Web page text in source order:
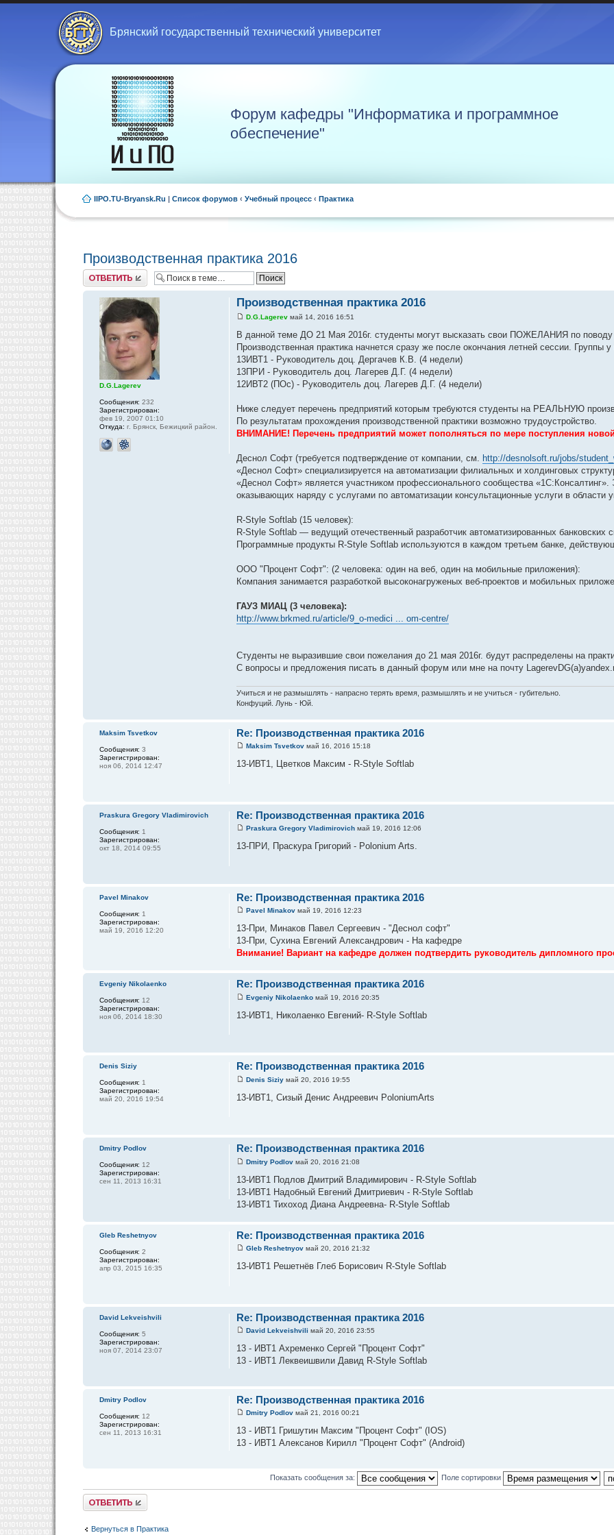
Брянский государственный технический университет
Форум кафедры "Информатика и программное
обеспечение"
IIPO.TU-Bryansk.Ru | Список форумов ‹ Учебный процесс ‹ Практика
Производственная практика 2016
Ответить
Производственная практика 2016
D.G.Lagerev май 14, 2016 16:51
В данной теме ДО 21 Мая 2016г. студенты могут высказать свои ПОЖЕЛАНИЯ по поводу
Производственная практика начнется сразу же после окончания летней сессии. Группы
13ИВТ1 - Руководитель доц. Дергачев К.В. (4 недели)
13ПРИ - Руководитель доц. Лагерев Д.Г. (4 недели)
12ИВТ2 (ПОс) - Руководитель доц. Лагерев Д.Г. (4 недели)
Ниже следует перечень предприятий которым требуются студенты на РЕАЛЬНУЮ
По результатам прохождения производственной практики возможно трудоустройство.
ВНИМАНИЕ! Перечень предприятий может пополняться по мере поступления
Деснол Софт (требуется подтверждение от компании, см. http://desnolsoft.ru/jobs/
«Деснол Софт» специализируется на автоматизации филиальных и холдинговых
«Деснол Софт» является участником профессионального сообщества
оказывающих наряду с услугами по автоматизации консультационные услуги в области
R-Style Softlab (15 человек):
R-Style Softlab — ведущий отечественный разработчик автоматизированных
Программные продукты R-Style Softlab используются в каждом третьем банке,
ООО "Процент Софт": (2 человека: один на веб, один на мобильные приложения):
Компания занимается разработкой высоконагруженых веб-проектов и мобильных
ГАУЗ МИАЦ (3 человека):
http://www.brkmed.ru/article/9_o-medici ... om-centre/
Студенты не выразившие свои пожелания до 21 мая 2016г. будут распределены на
С вопросы и предложения писать в данный форум или мне на почту
Учиться и не размышлять - напрасно терять время, размышлять и не учиться - губительно.
Конфуций. Лунь - Юй.
D.G.Lagerev
Сообщения: 232
Зарегистрирован:
фев 19, 2007 01:10
Откуда: г. Брянск, Бежицкий район.
Re: Производственная практика 2016
Maksim Tsvetkov май 16, 2016 15:18
13-ИВТ1, Цветков Максим - R-Style Softlab
Maksim Tsvetkov
Сообщения: 3
Зарегистрирован:
ноя 06, 2014 12:47
Re: Производственная практика 2016
Praskura Gregory Vladimirovich май 19, 2016 12:06
13-ПРИ, Праскура Григорий - Polonium Arts.
Praskura Gregory Vladimirovich
Сообщения: 1
Зарегистрирован:
окт 18, 2014 09:55
Re: Производственная практика 2016
Pavel Minakov май 19, 2016 12:23
13-При, Минаков Павел Сергеевич - "Деснол софт"
13-При, Сухина Евгений Александрович - На кафедре
Внимание! Вариант на кафедре должен подтвердить руководитель дипломного
Pavel Minakov
Сообщения: 1
Зарегистрирован:
май 19, 2016 12:20
Re: Производственная практика 2016
Evgeniy Nikolaenko май 19, 2016 20:35
13-ИВТ1, Николаенко Евгений- R-Style Softlab
Evgeniy Nikolaenko
Сообщения: 12
Зарегистрирован:
ноя 06, 2014 18:30
Re: Производственная практика 2016
Denis Siziy май 20, 2016 19:55
13-ИВТ1, Сизый Денис Андреевич PoloniumArts
Denis Siziy
Сообщения: 1
Зарегистрирован:
май 20, 2016 19:54
Re: Производственная практика 2016
Dmitry Podlov май 20, 2016 21:08
13-ИВТ1 Подлов Дмитрий Владимирович - R-Style Softlab
13-ИВТ1 Надобный Евгений Дмитриевич - R-Style Softlab
13-ИВТ1 Тихоход Диана Андреевна- R-Style Softlab
Dmitry Podlov
Сообщения: 12
Зарегистрирован:
сен 11, 2013 16:31
Re: Производственная практика 2016
Gleb Reshetnyov май 20, 2016 21:32
13-ИВТ1 Решетнёв Глеб Борисович R-Style Softlab
Gleb Reshetnyov
Сообщения: 2
Зарегистрирован:
апр 03, 2015 16:35
Re: Производственная практика 2016
David Lekveishvili май 20, 2016 23:55
13 - ИВТ1 Ахременко Сергей "Процент Софт"
13 - ИВТ1 Леквеишвили Давид R-Style Softlab
David Lekveishvili
Сообщения: 5
Зарегистрирован:
ноя 07, 2014 23:07
Re: Производственная практика 2016
Dmitry Podlov май 21, 2016 00:21
13 - ИВТ1 Гришутин Максим "Процент Софт" (IOS)
13 - ИВТ1 Алексанов Кирилл "Процент Софт" (Android)
Dmitry Podlov
Сообщения: 12
Зарегистрирован:
сен 11, 2013 16:31
Показать сообщения за: Поле сортировки
Ответить
Вернуться в Практика